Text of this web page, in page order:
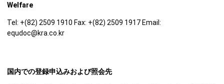
Welfare
Tel: +(82) 2509 1910 Fax: +(82) 2509 1917 Email:
equdoc@kra.co.kr
国内での登録申込みおよび照会先